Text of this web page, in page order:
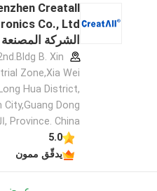
Creatall
الشركة المصنعة
B. Xin
Zone,Xia Wei
Hua District,
City,Guang Dong
Province. China ,الصين
5.0
يدقّق ممون